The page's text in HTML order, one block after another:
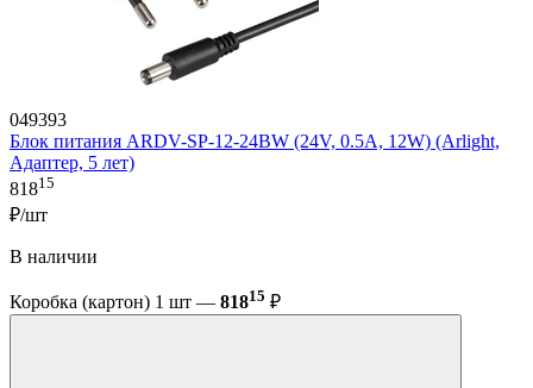
049393
Блок питания ARDV-SP-12-24BW (24V, 0.5A, 12W) (Arlight,
Адаптер, 5 лет)
81815
₽/шт
В наличии
Коробка (картон) 1 шт — 81815 ₽